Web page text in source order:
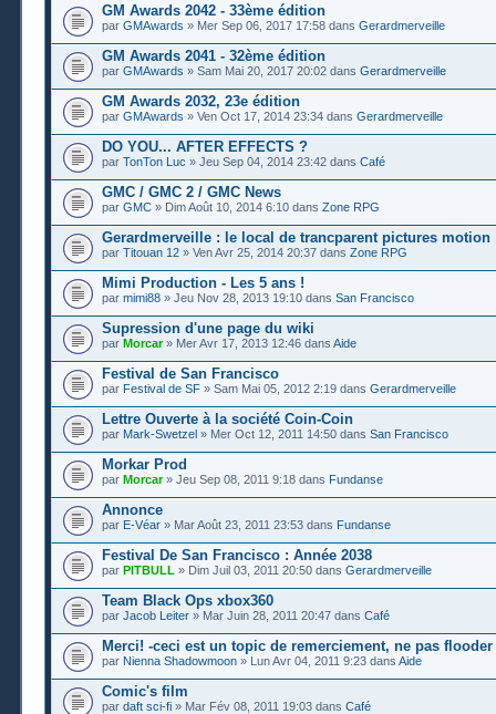
GM Awards 2042 - 33ème édition
par GMAwards » Mer Sep 06, 2017 17:58 dans Gerardmerveille
GM Awards 2041 - 32ème édition
par GMAwards » Sam Mai 20, 2017 20:02 dans Gerardmerveille
GM Awards 2032, 23e édition
par GMAwards » Ven Oct 17, 2014 23:34 dans Gerardmerveille
DO YOU... AFTER EFFECTS ?
par TonTon Luc » Jeu Sep 04, 2014 23:42 dans Café
GMC / GMC 2 / GMC News
par GMC » Dim Août 10, 2014 6:10 dans Zone RPG
Gerardmerveille : le local de trancparent pictures motion
par Titouan 12 » Ven Avr 25, 2014 20:37 dans Zone RPG
Mimi Production - Les 5 ans !
par mimi88 » Jeu Nov 28, 2013 19:10 dans San Francisco
Supression d'une page du wiki
par Morcar» Mer Avr 17, 2013 12:46 dans Aide
Festival de San Francisco
par Festival de SF » Sam Mai 05, 2012 2:19 dans Gerardmerveille
Lettre Ouverte à la société Coin-Coin
par Mark-Swetzel » Mer Oct 12, 2011 14:50 dans San Francisco
Morkar Prod
par Morcar» Jeu Sep 08, 2011 9:18 dans Fundanse
Annonce
par E-Véar » Mar Août 23, 2011 23:53 dans Fundanse
Festival De San Francisco : Année 2038
par PITBULL » Dim Juil 03, 2011 20:50 dans Gerardmerveille
Team Black Ops xbox360
par Jacob Leiter » Mar Juin 28, 2011 20:47 dans Café
Merci! -ceci est un topic de remerciement, ne pas flooder
par Nienna Shadowmoon » Lun Avr 04, 2011 9:23 dans Aide
Comic's film
par daft sci-fi » Mar Fév 08, 2011 19:03 dans Café